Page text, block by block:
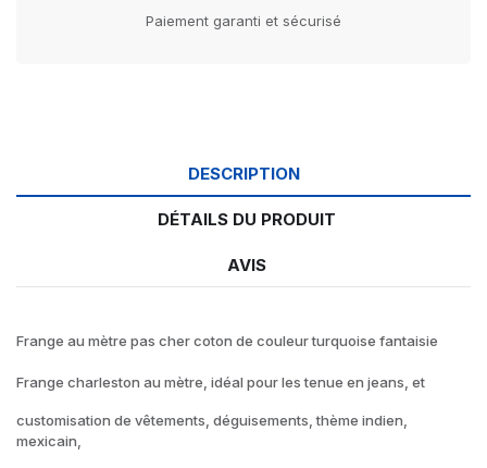
Paiement garanti et sécurisé
DESCRIPTION
DÉTAILS DU PRODUIT
AVIS
Frange au mètre pas cher coton de couleur turquoise fantaisie
Frange charleston au mètre, idéal pour les tenue en jeans, et
customisation de vêtements, déguisements, thème indien,
mexicain,